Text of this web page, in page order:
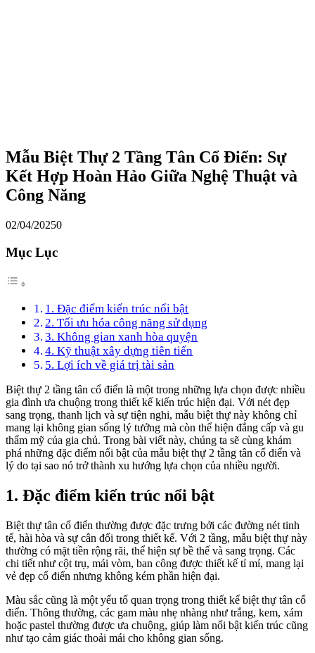
Mẫu Biệt Thự 2 Tầng Tân Cổ Điển: Sự
Kết Hợp Hoàn Hảo Giữa Nghệ Thuật và
Công Năng
02/04/20250
Mục Lục
1. Đặc điểm kiến trúc nổi bật
2. Tối ưu hóa công năng sử dụng
3. Không gian xanh hòa quyện
4. Kỹ thuật xây dựng tiên tiến
5. Lợi ích về giá trị tài sản
Biệt thự 2 tầng tân cổ điển là một trong những lựa chọn được nhiều
gia đình ưa chuộng trong thiết kế kiến trúc hiện đại. Với nét đẹp
sang trọng, thanh lịch và sự tiện nghi, mẫu biệt thự này không chỉ
mang lại không gian sống lý tưởng mà còn thể hiện đẳng cấp và gu
thẩm mỹ của gia chủ. Trong bài viết này, chúng ta sẽ cùng khám
phá những đặc điểm nổi bật của mẫu biệt thự 2 tầng tân cổ điển và
lý do tại sao nó trở thành xu hướng lựa chọn của nhiều người.
1. Đặc điểm kiến trúc nổi bật
Biệt thự tân cổ điển thường được đặc trưng bởi các đường nét tinh
tế, hài hòa và sự cân đối trong thiết kế. Với 2 tầng, mẫu biệt thự này
thường có mặt tiền rộng rãi, thể hiện sự bề thế và sang trọng. Các
chi tiết như cột trụ, mái vòm, ban công được thiết kế tỉ mỉ, mang lại
vẻ đẹp cổ điển nhưng không kém phần hiện đại.
Màu sắc cũng là một yếu tố quan trọng trong thiết kế biệt thự tân cổ
điển. Thông thường, các gam màu nhẹ nhàng như trắng, kem, xám
hoặc pastel thường được ưa chuộng, giúp làm nổi bật kiến trúc cũng
như tạo cảm giác thoải mái cho không gian sống.